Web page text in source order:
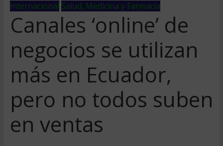
internacional Salud, Medicina y Farmacia
Canales ‘online’ de
negocios se utilizan
más en Ecuador,
pero no todos suben
en ventas